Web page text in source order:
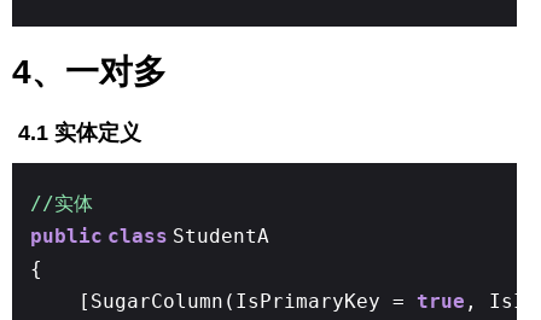
4、一对多
4.1 实体定义
//实体
public class StudentA
{
[SugarColumn(IsPrimaryKey = true ,